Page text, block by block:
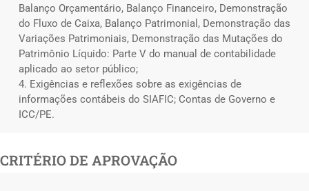
Balanço Orçamentário, Balanço Financeiro, Demonstração
do Fluxo de Caixa, Balanço Patrimonial, Demonstração das
Variações Patrimoniais, Demonstração das Mutações do
Patrimônio Líquido: Parte V do manual de contabilidade
aplicado ao setor público;
4. Exigências e reflexões sobre as exigências de
informações contábeis do SIAFIC; Contas de Governo e
ICC/PE.
CRITÉRIO DE APROVAÇÃO